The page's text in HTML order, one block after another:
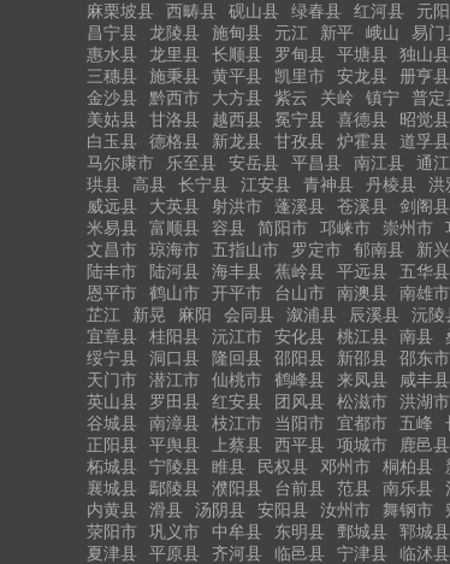
麻栗坡县
西畴县 砚山县 绿春县 红河县 元
昌宁县
龙陵县 施甸县 元江 新平 峨山 易门
惠水县
龙里县 长顺县 罗甸县 平塘县 独山县
三穗县
施秉县 黄平县 凯里市 安龙县 册亨县
金沙县
黔西市 大方县 紫云 关岭 镇宁 普定
美姑县
甘洛县 越西县 冕宁县 喜德县 昭觉县
白玉县
德格县 新龙县 甘孜县 炉霍县 道孚县
马尔康市
乐至县 安岳县 平昌县 南江县 通
珙县
高县 长宁县 江安县 青神县 丹棱县 洪
威远县
大英县 射洪市 蓬溪县 苍溪县 剑阁县
米易县
富顺县 容县 简阳市 邛崃市 崇州市
文昌市
琼海市 五指山市 罗定市 郁南县 新
陆丰市
陆河县 海丰县 蕉岭县 平远县 五华县
恩平市
鹤山市 开平市 台山市 南澳县 南雄市
芷江
新晃 麻阳 会同县 溆浦县 辰溪县 沅陵
宜章县
桂阳县 沅江市 安化县 桃江县 南县
绥宁县
洞口县 隆回县 邵阳县 新邵县 邵东市
天门市
潜江市 仙桃市 鹤峰县 来凤县 咸丰县
英山县
罗田县 红安县 团风县 松滋市 洪湖市
谷城县
南漳县 枝江市 当阳市 宜都市 五峰
正阳县
平舆县 上蔡县 西平县 项城市 鹿邑县
柘城县
宁陵县 睢县 民权县 邓州市 桐柏县
襄城县
鄢陵县 濮阳县 台前县 范县 南乐县
内黄县
滑县 汤阴县 安阳县 汝州市 舞钢市
荥阳市
巩义市 中牟县 东明县 鄄城县 郓城县
夏津县
平原县 齐河县 临邑县 宁津县 临沭县